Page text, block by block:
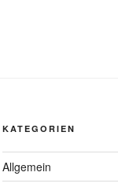
KATEGORIEN
Allgemein